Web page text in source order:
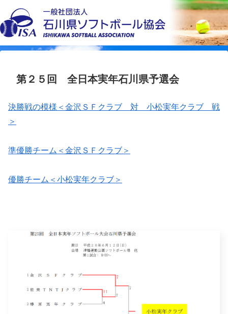
第２５回 全日本実年石川県予選会
決勝戦の模様＜金沢ＳＦクラブ 対 小松実年クラブ 戦
＞
準優勝チーム＜金沢ＳＦクラブ＞
優勝チーム＜小松実年クラブ＞